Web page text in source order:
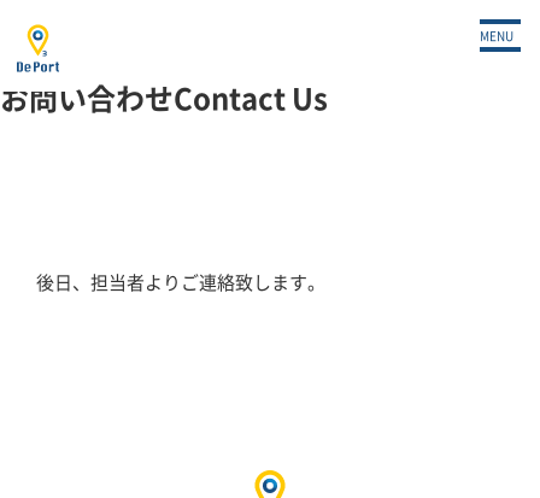
MENU
お問い合わせContact Us
>
完了
後日、担当者よりご連絡致します。